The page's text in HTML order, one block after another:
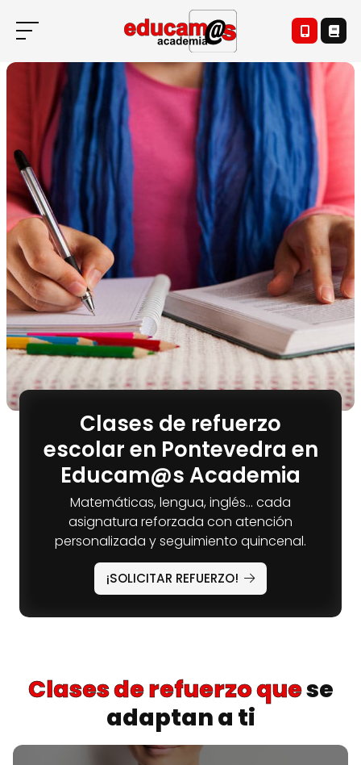
Clases de refuerzo
escolar en Pontevedra en
Educam@s Academia
Matemáticas, lengua, inglés… cada
asignatura reforzada con atención
personalizada y seguimiento quincenal.
¡SOLICITAR REFUERZO!
Clases de refuerzo quese
adaptan a ti